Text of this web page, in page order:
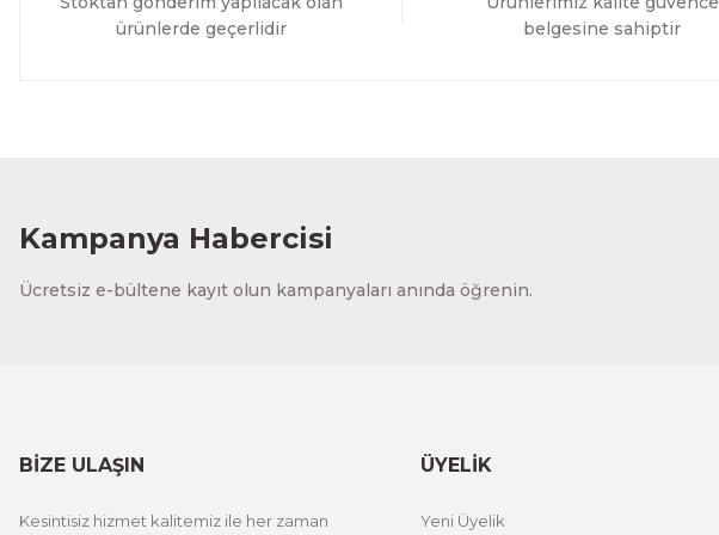
ürünlerde geçerlidir
belgesine sahiptir
Kampanya Habercisi
Ücretsiz e-bültene kayıt olun kampanyaları anında öğrenin.
BİZE ULAŞIN
Kesintisiz hizmet kalitemiz ile her zaman
ÜYELİK
Yeni Üyelik